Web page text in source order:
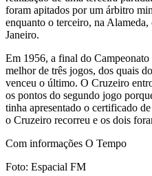
foram apitados por um árbitro
enquanto o terceiro, na
Janeiro.
Em 1956, a final do
melhor de três jogos, dos quais
venceu o último. O Cruzeiro
os pontos do segundo jogo
tinha apresentado o certificado
o Cruzeiro recorreu e os dois
Com informações O Tempo
Foto: Espacial FM